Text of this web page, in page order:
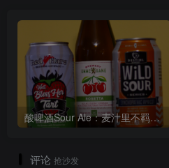
酸啤酒Sour Ale：麦汁里不羁的野风
评论 抢沙发